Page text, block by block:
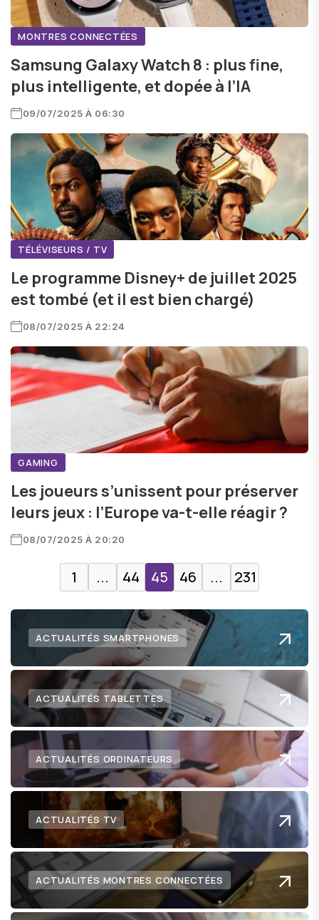
MONTRES CONNECTÉES
Samsung Galaxy Watch 8 : plus fine,
plus intelligente, et dopée à l’IA
09/07/2025 À 06:30
TÉLÉVISEURS / TV
Le programme Disney+ de juillet 2025
est tombé (et il est bien chargé)
08/07/2025 À 22:24
GAMING
Les joueurs s’unissent pour préserver
leurs jeux : l’Europe va-t-elle réagir ?
08/07/2025 À 20:20
1 ... 44 45 46 ... 231
ACTUALITÉS SMARTPHONES
ACTUALITÉS TABLETTES
ACTUALITÉS ORDINATEURS
ACTUALITÉS TV
ACTUALITÉS MONTRES CONNECTÉES